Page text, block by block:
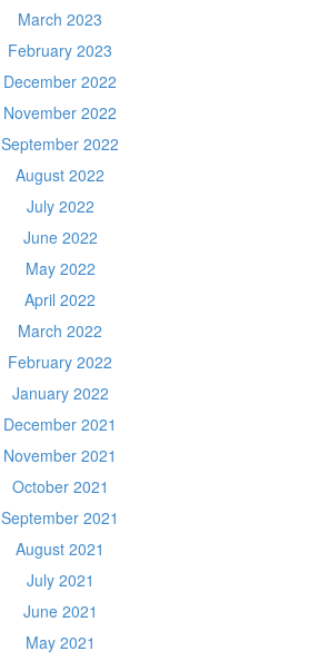
March 2023
February 2023
December 2022
November 2022
September 2022
August 2022
July 2022
June 2022
May 2022
April 2022
March 2022
February 2022
January 2022
December 2021
November 2021
October 2021
September 2021
August 2021
July 2021
June 2021
May 2021